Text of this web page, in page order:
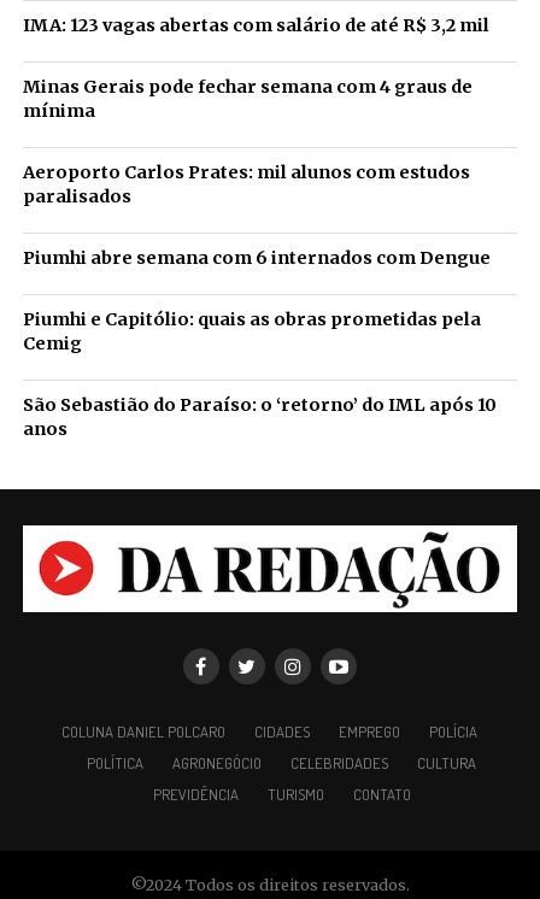
IMA: 123 vagas abertas com salário de até R$ 3,2 mil
Minas Gerais pode fechar semana com 4 graus de
mínima
Aeroporto Carlos Prates: mil alunos com estudos
paralisados
Piumhi abre semana com 6 internados com Dengue
Piumhi e Capitólio: quais as obras prometidas pela
Cemig
São Sebastião do Paraíso: o ‘retorno’ do IML após 10
anos
COLUNA DANIEL POLCARO CIDADES EMPREGO
POLÍCIA
POLÍTICA
AGRONEGÓCIO CELEBRIDADES
CULTURA
PREVIDÊNCIA
TURISMO CONTATO
©2024 Todos os direitos reservados.